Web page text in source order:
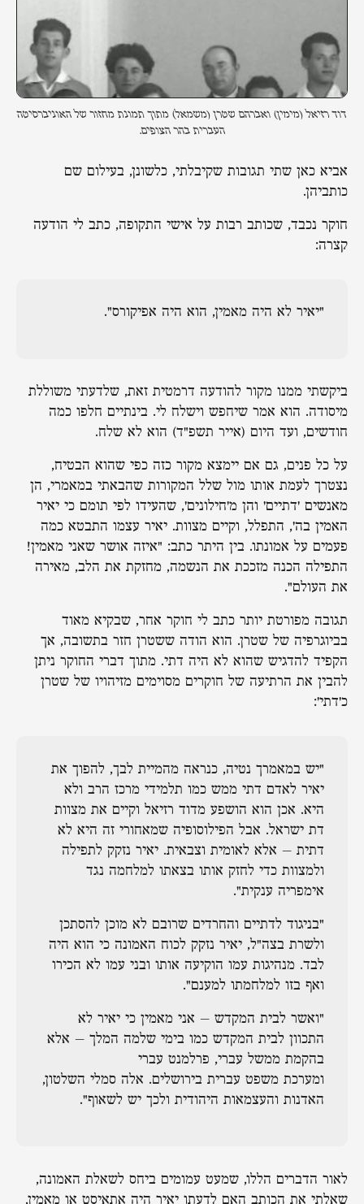
דוד רזיאל (מימין) ואברהם שטרן (משמאל) מתוך תמונת מחזור של האוניברסיטה
העברית בהר הצופים.
אביא כאן שתי תגובות שקיבלתי, כלשונן, בעילום שם
כותביהן.
חוקר נכבד, שכותב רבות על אישי התקופה, כתב לי הודעה
קצרה:
"יאיר לא היה מאמין, הוא היה אפיקורס".
ביקשתי ממנו מקור להודעה דרמטית זאת, שלדעתי משוללת
מיסודה. הוא אמר שיחפש וישלח לי. בינתיים חלפו כמה
חודשים, ועד היום (אייר תשפ"ד) הוא לא שלח.
על כל פנים, גם אם יימצא מקור כזה כפי שהוא הבטיח,
נצטרך לעמת אותו מול שלל המקורות שהבאתי במאמרי, הן
מאנשים 'דתיים' והן מ'חילונים', שהעידו לפי תומם כי יאיר
האמין בה', התפלל, וקיים מצוות. יאיר עצמו התבטא כמה
פעמים על אמונתו. בין היתר כתב: "איזה אושר שאני מאמין!
התפילה הכנה מזככת את הנשמה, מחזקת את הלב, מאירה
את העולם".
תגובה מפורטת יותר כתב לי חוקר אחר, שבקיא מאוד
בביוגרפיה של שטרן. הוא הודה ששטרן חזר בתשובה, אך
הקפיד להדגיש שהוא לא היה דתי. מתוך דברי החוקר ניתן
להבין את הרתיעה של חוקרים מסוימים מזיהויו של שטרן
כ'דתי':
"יש במאמרך נטיה, כנראה מהמיית לבך, להפוך את
יאיר לאדם דתי ממש כמו תלמידי מרכז הרב ולא
היא. אכן הוא הושפע מדוד רזיאל וקיים את מצוות
דת ישראל. אבל הפילוסופיה שמאחורי זה היא לא
דתית – אלא לאומית וצבאית. יאיר נזקק לתפילה
ולמצוות כדי לחזק אותו בצאתו למלחמה נגד
אימפריה ענקית".
"בניגוד לדתיים והחרדים שרובם לא מוכן להסתכן
ולשרת בצה״ל, יאיר נזקק לכוח האמונה כי הוא היה
לבד. מנהיגות עמו הוקיעה אותו ובני עמו לא הכירו
ואף בזו למלחמתו למענם".
"ואשר לבית המקדש – אני מאמין כי יאיר לא
התכוון לבית המקדש כמו בימי שלמה המלך – אלא
בהקמת ממשל עברי, פרלמנט עברי
ומערכת משפט עברית בירושלים. אלה סמלי השלטון,
האדנות והעצמאות היהודית ולכך יש לשאוף".
לאור הדברים הללו, שמעט עמומים ביחס לשאלת האמונה,
שאלתי את הכותב האם לדעתו יאיר היה אתאיסט או מאמין,